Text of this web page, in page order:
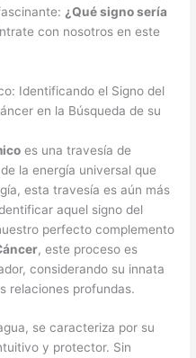
¿Qué signo sería
con nosotros en este
Identificando el Signo del
en la Búsqueda de su
es una travesía de
la energía universal que
esta travesía es aún más
aquel signo del
perfecto complemento
, este proceso es
considerando su innata
relaciones profundas.
se caracteriza por su
y protector. Sin